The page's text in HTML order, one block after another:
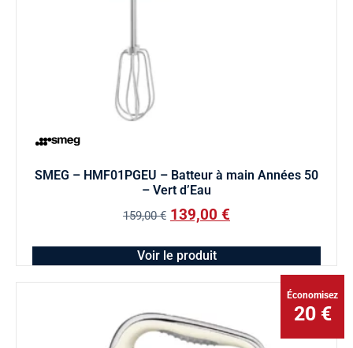
SMEG – HMF01PGEU – Batteur à main Années 50
– Vert d’Eau
159,00€ 139,00 €
Voir le produit
Économisez
20 €